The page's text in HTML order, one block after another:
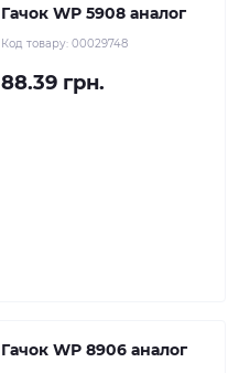
Гачок WР 5908 аналог
Код товару: 00029748
88.39 грн.
Гачок WР 8906 аналог